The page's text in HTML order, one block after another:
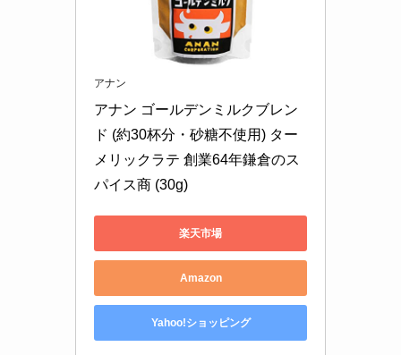
アナン
アナン ゴールデンミルクブレン
ド (約30杯分・砂糖不使用) ター
メリックラテ 創業64年鎌倉のス
パイス商 (30g)
楽天市場
Amazon
Yahoo!ショッピング